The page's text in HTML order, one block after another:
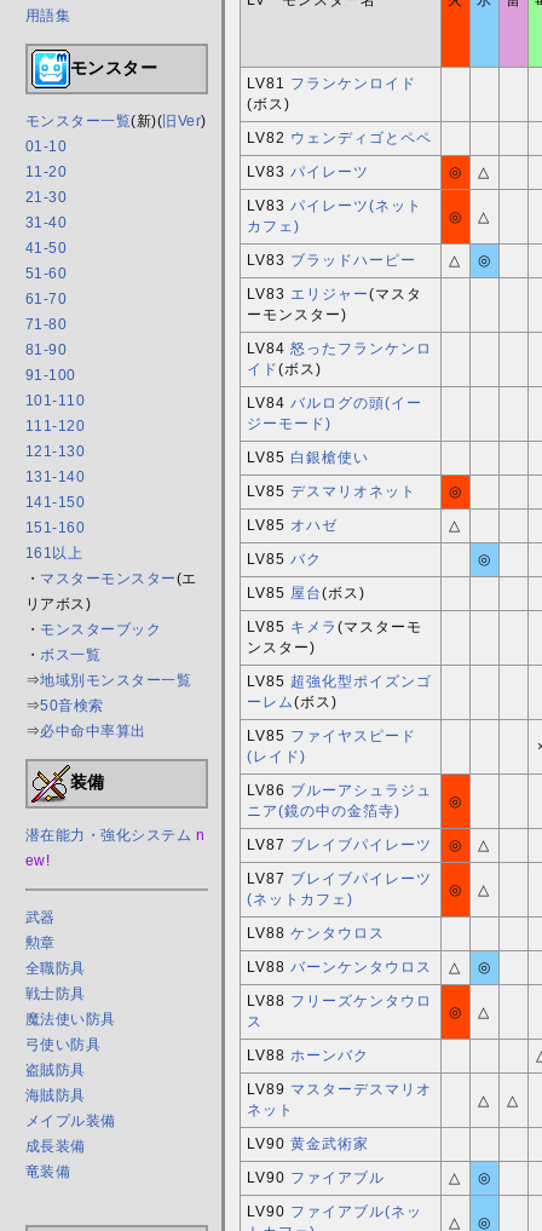
用語集
モンスター
モンスター一覧(新)( 旧Ver)
01-10
11-20
21-30
31-40
41-50
51-60
61-70
71-80
81-90
91-100
101-110
111-120
121-130
131-140
141-150
151-160
161以上
・ マスターモンスター(エ
リアボス)
・ モンスターブック
・ ボス一覧
⇒地域別モンスター一覧
⇒50音検索
⇒必中命中率算出
装備
潜在能力・強化システム n
ew!
武器
勲章
全職防具
戦士防具
魔法使い防具
弓使い防具
盗賊防具
海賊防具
メイプル装備
成長装備
竜装備
LV81 フランケンロイド
(ボス)
LV82 ウェンディゴとペペ
LV83 パイレーツ ◎
△
LV83 パイレーツ(ネット
カフェ)
◎ △
LV83 ブラッドハーピー △
◎
LV83 エリジャー(マスタ
ーモンスター)
LV84 怒ったフランケンロ
イド(ボス)
LV84 バルログの頭(イー
ジーモード)
LV85 白銀槍使い
LV85 デスマリオネット
◎
LV85 オハゼ
△
LV85 バク
◎
LV85 屋台(ボス)
LV85 キメラ (マスターモ
ンスター)
LV85 超強化型ポイズンゴ
ーレム(ボス)
LV85 ファイヤスピード
(レイド)
LV86 ブルーアシュラジュ
ニア(鏡の中の金箔寺)
◎
LV87 ブレイブパイレーツ ◎
△
LV87 ブレイブパイレーツ
(ネットカフェ)
◎ △
LV88 ケンタウロス
LV88 バーンケンタウロス △
◎
LV88 フリーズケンタウロ
ス
◎ △
LV88 ホーンバク
LV89 マスターデスマリオ
ネット
△ △
LV90 黄金武術家
LV90 ファイアブル △
◎
LV90 ファイアブル(ネッ
△ ◎